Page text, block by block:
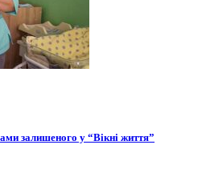
залишеного у “Вікні життя”